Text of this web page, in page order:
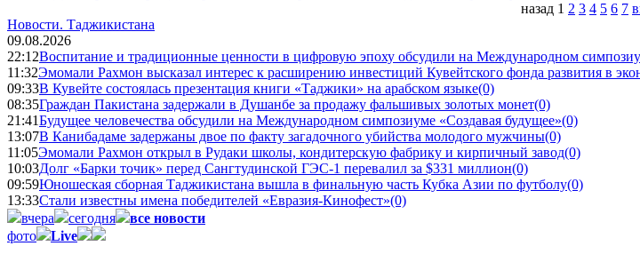
назад 1 2 3 4 5 6 7
Новости. Таджикистана
09.08.2026
22:12Воспитание и традиционные ценности в цифровую эпоху обсудили на Международном
11:32Эмомали Рахмон высказал интерес к расширению инвестиций Кувейтского фонда развития в
09:33В Кувейте состоялась презентация книги «Таджики» на арабском языке(0)
08:35Граждан Пакистана задержали в Душанбе за продажу фальшивых золотых монет(0)
21:41Будущее человечества обсудили на Международном симпозиуме «Создавая будущее»(0)
13:07В Канибадаме задержаны двое по факту загадочного убийства молодого мужчины(0)
11:05Эмомали Рахмон открыл в Рудаки школы, кондитерскую фабрику и кирпичный завод(0)
10:03Долг «Барки точик» перед Сангтудинской ГЭС-1 перевалил за $331 миллион(0)
09:59Юношеская сборная Таджикистана вышла в финальную часть Кубка Азии по футболу(0)
13:33Стали известны имена победителей «Евразия-Кинофест»(0)
вчера
сегодня
все новости
фото
Live